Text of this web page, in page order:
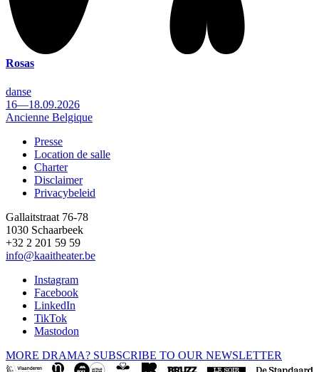
Rosas
danse
16—18.09.2026
Ancienne Belgique
Footer
Presse
Location de salle
Charter
Disclaimer
Privacybeleid
Gallaitstraat 76-78
1030 Schaarbeek
+32 2 201 59 59
info@kaaitheater.be
Instagram
Facebook
LinkedIn
TikTok
Mastodon
MORE DRAMA? SUBSCRIBE TO OUR NEWSLETTER